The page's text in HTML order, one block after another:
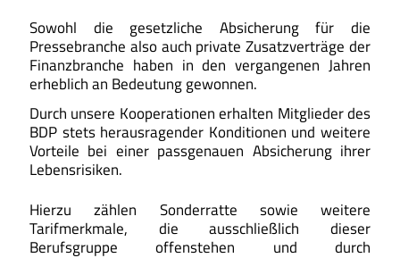
Sowohl die gesetzliche Absicherung für die
Pressebranche also auch private Zusatzverträge der
Finanzbranche haben in den vergangenen Jahren
erheblich an Bedeutung gewonnen.
Durch unsere Kooperationen erhalten Mitglieder des
BDP stets herausragender Konditionen und weitere
Vorteile bei einer passgenauen Absicherung ihrer
Lebensrisiken.
Hierzu zählen Sonderratte sowie weitere
Tarifmerkmale, die ausschließlich dieser
Berufsgruppe offenstehen und durch